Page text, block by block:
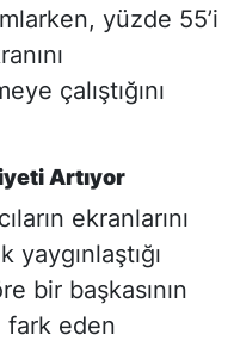
yüzde 55’i
çalıştığını
Artıyor
ekranlarını
bir başkasının
fark eden